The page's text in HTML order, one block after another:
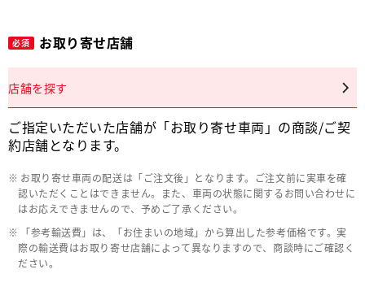
必須 お取り寄せ店舗
店舗を探す
ご指定いただいた店舗が「お取り寄せ車両」の商談/ご契
約店舗となります。
お取り寄せ車両の配送は「ご注文後」となります。ご注文前に実車を確
認いただくことはできません。また、車両の状態に関するお問い合わせに
はお応えできませんので、予めご了承ください。
「参考輸送費」は、「お住まいの地域」から算出した参考価格です。実
際の輸送費はお取り寄せ店舗によって異なりますので、商談時にご確認く
ださい。